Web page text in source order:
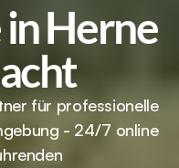
Herne
für professionelle
- 24/7 online